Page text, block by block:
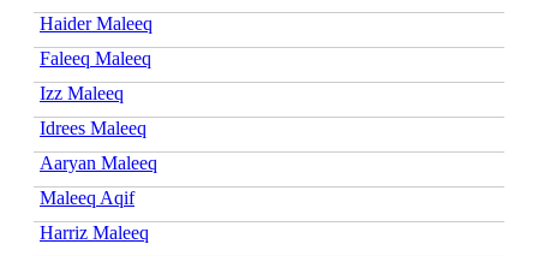
Haider Maleeq
Faleeq Maleeq
Izz Maleeq
Idrees Maleeq
Aaryan Maleeq
Maleeq Aqif
Harriz Maleeq